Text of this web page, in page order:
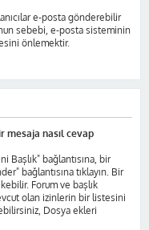
e-posta gönderebilir
sebebi, e-posta sisteminin
önlemektir.
mesaja nasıl cevap
Başlık" bağlantısına, bir
bağlantısına tıklayın. Bir
Forum ve başlık
olan izinlerin bir listesini
Dosya ekleri